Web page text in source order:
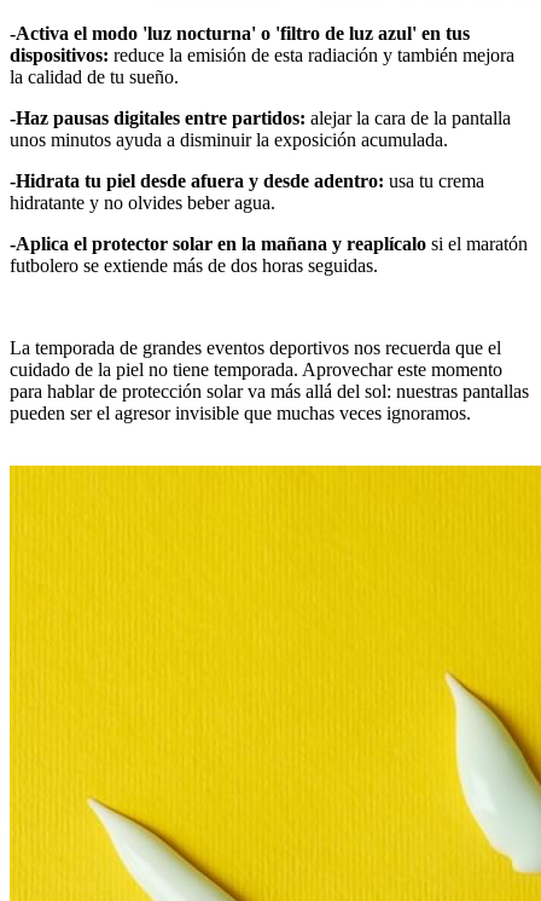
-Activa el modo 'luz nocturna' o 'filtro de luz azul' en tus
dispositivos: reduce la emisión de esta radiación y también mejora
la calidad de tu sueño.
-Haz pausas digitales entre partidos: alejar la cara de la pantalla
unos minutos ayuda a disminuir la exposición acumulada.
-Hidrata tu piel desde afuera y desde adentro: usa tu crema
hidratante y no olvides beber agua.
-Aplica el protector solar en la mañana y reaplícalo si el maratón
futbolero se extiende más de dos horas seguidas.
La temporada de grandes eventos deportivos nos recuerda que el
cuidado de la piel no tiene temporada. Aprovechar este momento
para hablar de protección solar va más allá del sol: nuestras pantallas
pueden ser el agresor invisible que muchas veces ignoramos.